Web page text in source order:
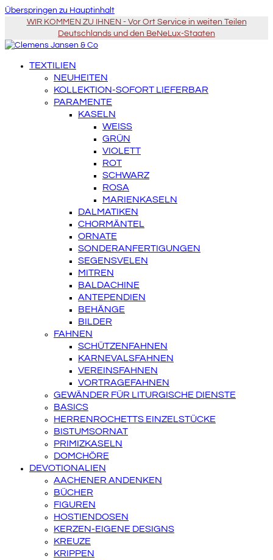
Überspringen zu Hauptinhalt
WIR KOMMEN ZU IHNEN - Vor Ort Service in weiten Teilen
Deutschlands und den BeNeLux-Staaten
TEXTILIEN
NEUHEITEN
KOLLEKTION-SOFORT LIEFERBAR
PARAMENTE
KASELN
WEISS
GRÜN
VIOLETT
ROT
SCHWARZ
ROSA
MARIENKASELN
DALMATIKEN
CHORMÄNTEL
ORNATE
SONDERANFERTIGUNGEN
SEGENSVELEN
MITREN
BALDACHINE
ANTEPENDIEN
BEHÄNGE
BILDER
FAHNEN
SCHÜTZENFAHNEN
KARNEVALSFAHNEN
VEREINSFAHNEN
VORTRAGEFAHNEN
GEWÄNDER FÜR LITURGISCHE DIENSTE
BASICS
HERRENROCHETTS EINZELSTÜCKE
BISTUMSORNAT
PRIMIZKASELN
DOMCHÖRE
DEVOTIONALIEN
AACHENER ANDENKEN
BÜCHER
FIGUREN
HOSTIENDOSEN
KERZEN-EIGENE DESIGNS
KREUZE
KRIPPEN